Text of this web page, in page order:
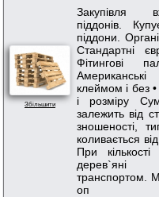
Збільшити
Закупівля
піддонів.
піддони.
Стандартні
Фітингові
клеймом і без
і розміру
залежить від
зношеності,
коливається
При
дерев`яні
транспортом.
оп